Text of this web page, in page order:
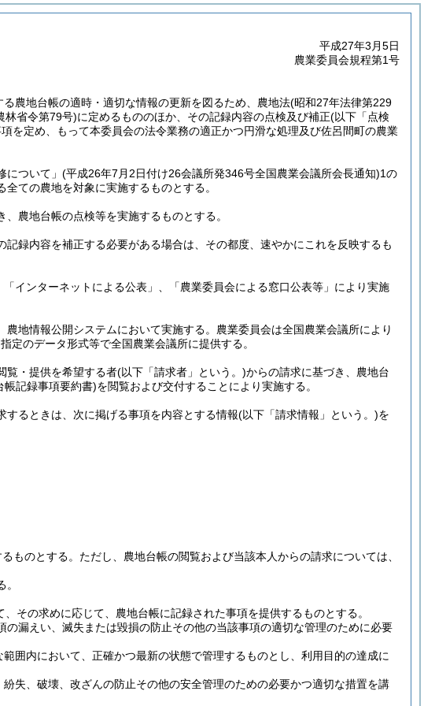
平成27年3月5日
農業委員会規程第1号
る農地台帳の適時・適切な情報の更新を図るため、農地法(昭和27年法律第229
林省令第79号)に定めるもののほか、その記録内容の点検及び補正(以下「点検
を定め、もって本委員会の法令業務の適正かつ円滑な処理及び佐呂間町の農業
ついて」 (平成26年7月2日付け26会議所発346号全国農業会議所会長通知)1の
ての農地を対象に実施するものとする。
農地台帳の点検等を実施するものとする。
録内容を補正する必要がある場合は、その都度、速やかにこれを反映するも
インターネットによる公表」、「農業委員会による窓口公表等」により実施
地情報公開システムにおいて実施する。 農業委員会は全国農業会議所により
定のデータ形式等で全国農業会議所に提供する。
覧・提供を希望する者(以下「請求者」という。)からの請求に基づき、農地台
帳記録事項要約書)を閲覧および交付することにより実施する。
るときは、次に掲げる事項を内容とする情報(以下「請求情報」という。)を
ものとする。 ただし、農地台帳の閲覧および当該本人からの請求については、
その求めに応じて、農地台帳に記録された事項を提供するものとする。
漏えい、滅失または毀損の防止その他の当該事項の適切な管理のために必要
囲内において、正確かつ最新の状態で管理するものとし、利用目的の達成に
失、破壊、改ざんの防止その他の安全管理のための必要かつ適切な措置を講